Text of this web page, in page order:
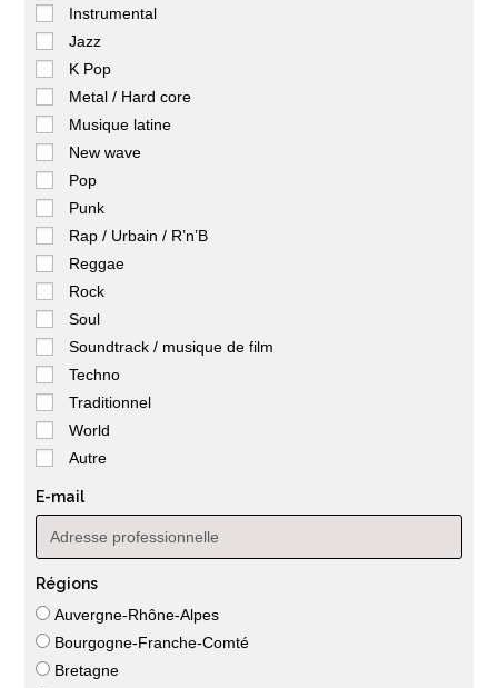
Instrumental
Jazz
K Pop
Metal / Hard core
Musique latine
New wave
Pop
Punk
Rap / Urbain / R’n’B
Reggae
Rock
Soul
Soundtrack / musique de film
Techno
Traditionnel
World
Autre
E-mail
Régions
Auvergne-Rhône-Alpes
Bourgogne-Franche-Comté
Bretagne